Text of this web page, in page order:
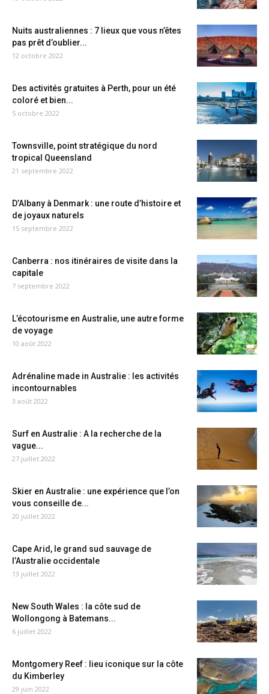
Nuits australiennes : 7 lieux que vous n’êtes
pas prêt d’oublier...
12 octobre 2022
Des activités gratuites à Perth, pour un été
coloré et bien...
5 octobre 2022
Townsville, point stratégique du nord
tropical Queensland
21 septembre 2022
D’Albany à Denmark : une route d’histoire et
de joyaux naturels
15 septembre 2022
Canberra : nos itinéraires de visite dans la
capitale
7 septembre 2022
L’écotourisme en Australie, une autre forme
de voyage
10 août 2022
Adrénaline made in Australie : les activités
incontournables
3 août 2022
Surf en Australie : A la recherche de la
vague...
27 juillet 2022
Skier en Australie : une expérience que l’on
vous conseille de...
20 juillet 2022
Cape Arid, le grand sud sauvage de
l’Australie occidentale
13 juillet 2022
New South Wales : la côte sud de
Wollongong à Batemans...
6 juillet 2022
Montgomery Reef : lieu iconique sur la côte
du Kimberley
29 juin 2022